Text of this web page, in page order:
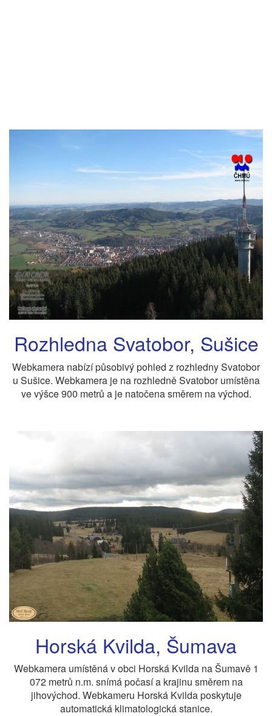
Rozhledna Svatobor, Sušice
Webkamera nabízí působivý pohled z rozhledny Svatobor
u Sušice. Webkamera je na rozhledně Svatobor umístěna
ve výšce 900 metrů a je natočena směrem na východ.
Horská Kvilda, Šumava
Webkamera umístěná v obci Horská Kvilda na Šumavě 1
072 metrů n.m. snímá počasí a krajinu směrem na
jihovýchod. Webkameru Horská Kvilda poskytuje
automatická klimatologická stanice.